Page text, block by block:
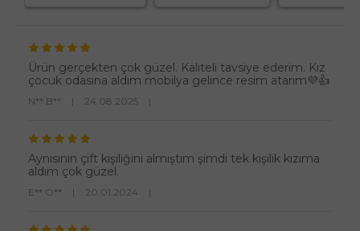
Ürün gerçekten çok güzel. Kalıteli tavsiye ederim. Kız
çocuk odasına aldım mobilya gelince resim atarım💜👍
N** B** | 24.08.2025 |
Aynısının çift kişiliğini almıştım şimdi tek kişilik kızıma
aldım çok güzel.
E** O** | 20.01.2024 |